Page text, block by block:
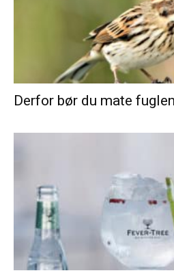
Derfor bør du mate